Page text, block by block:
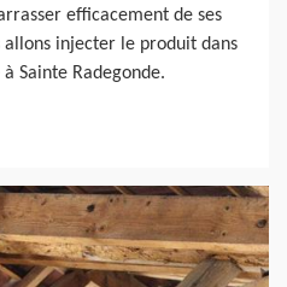
efficacement de ses
allons injecter le produit dans
Sainte Radegonde.